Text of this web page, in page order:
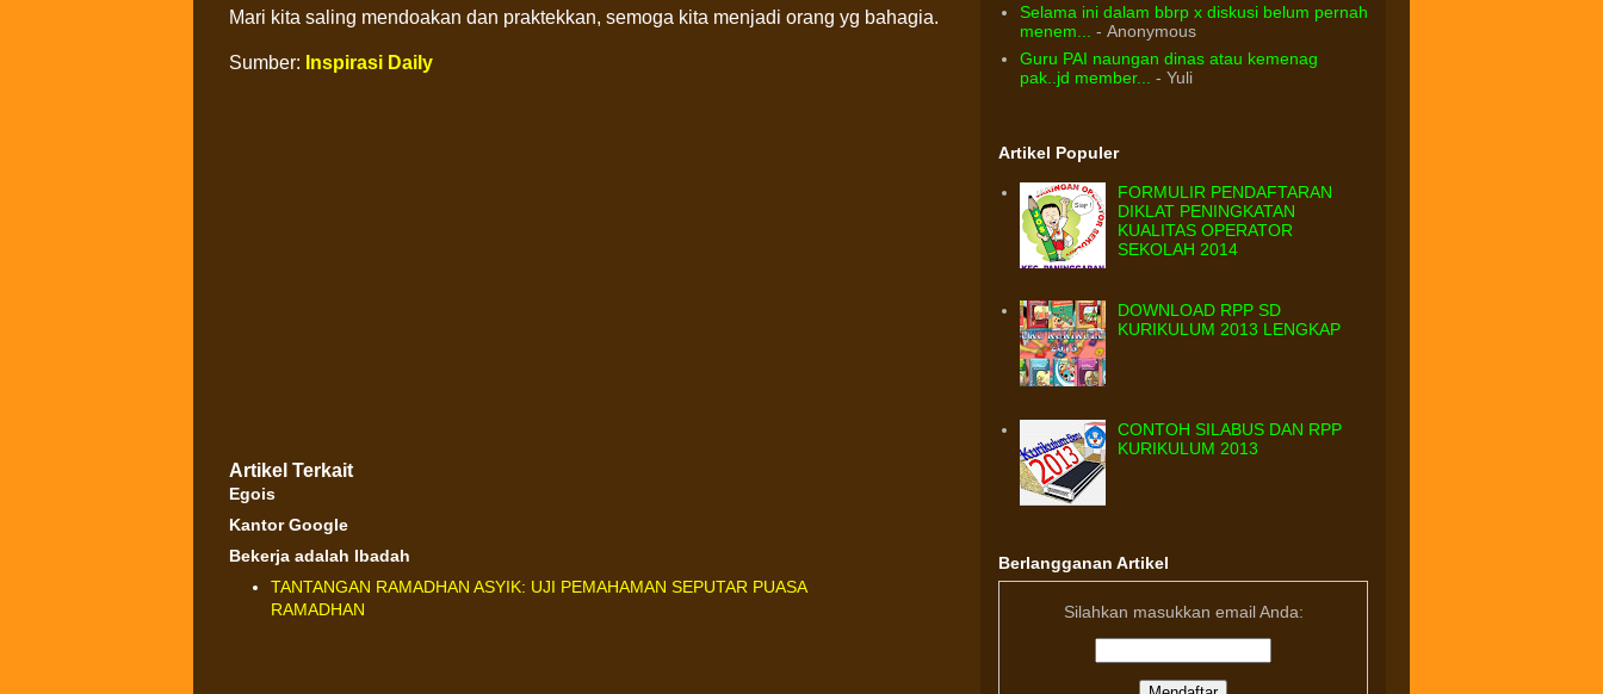
Mari kita saling mendoakan dan praktekkan, semoga kita menjadi orang yg bahagia.
Sumber: Inspirasi Daily
Artikel Terkait
Egois
Kantor Google
Bekerja adalah Ibadah
TANTANGAN RAMADHAN ASYIK: UJI PEMAHAMAN SEPUTAR PUASA
RAMADHAN
Selama ini dalam bbrp x diskusi belum pernah
menem...
- Anonymous
Guru PAI naungan dinas atau kemenag
pak..jd member...
- Yuli
Artikel Populer
FORMULIR PENDAFTARAN
DIKLAT PENINGKATAN
KUALITAS OPERATOR
SEKOLAH 2014
DOWNLOAD RPP SD
KURIKULUM 2013 LENGKAP
CONTOH SILABUS DAN RPP
KURIKULUM 2013
Berlangganan Artikel
Silahkan masukkan email Anda: